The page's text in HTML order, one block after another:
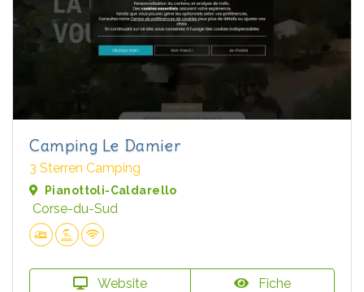
Camping Le Damier
3 Sterren Camping
Pianottoli-Caldarello
Corse-du-Sud
Website Fiche